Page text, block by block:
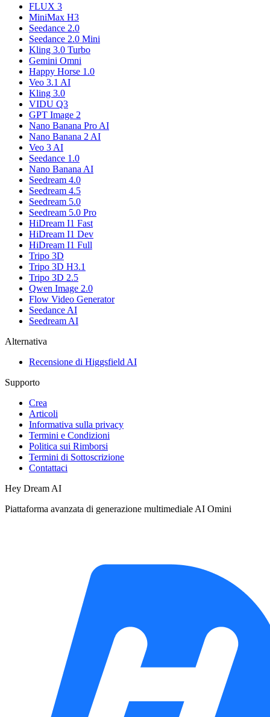
FLUX 3
MiniMax H3
Seedance 2.0
Seedance 2.0 Mini
Kling 3.0 Turbo
Gemini Omni
Happy Horse 1.0
Veo 3.1 AI
Kling 3.0
VIDU Q3
GPT Image 2
Nano Banana Pro AI
Nano Banana 2 AI
Veo 3 AI
Seedance 1.0
Nano Banana AI
Seedream 4.0
Seedream 4.5
Seedream 5.0
Seedream 5.0 Pro
HiDream I1 Fast
HiDream I1 Dev
HiDream I1 Full
Tripo 3D
Tripo 3D H3.1
Tripo 3D 2.5
Qwen Image 2.0
Flow Video Generator
Seedance AI
Seedream AI
Alternativa
Recensione di Higgsfield AI
Supporto
Crea
Articoli
Informativa sulla privacy
Termini e Condizioni
Politica sui Rimborsi
Termini di Sottoscrizione
Contattaci
Hey Dream AI
Piattaforma avanzata di generazione multimediale AI Omini